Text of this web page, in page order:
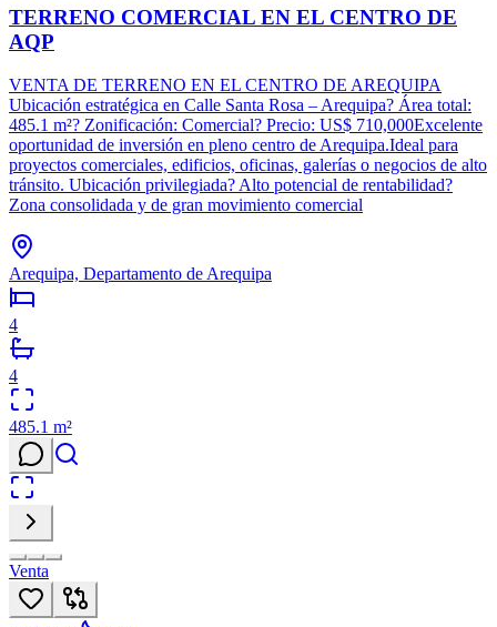
TERRENO COMERCIAL EN EL CENTRO DE
AQP
VENTA DE TERRENO EN EL CENTRO DE AREQUIPA
Ubicación estratégica en Calle Santa Rosa – Arequipa? Área total:
485.1 m²? Zonificación: Comercial? Precio: US$ 710,000Excelente
oportunidad de inversión en pleno centro de Arequipa.Ideal para
proyectos comerciales, edificios, oficinas, galerías o negocios de alto
tránsito. Ubicación privilegiada? Alto potencial de rentabilidad?
Zona consolidada y de gran movimiento comercial
Arequipa, Departamento de Arequipa
4
4
485.1 m²
Venta